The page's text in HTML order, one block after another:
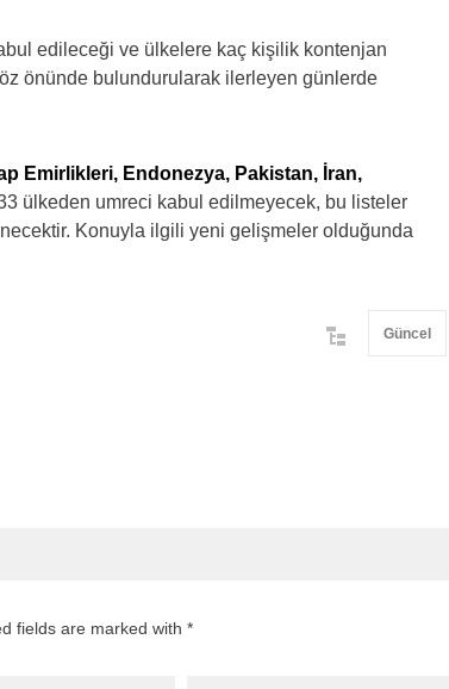
edileceği ve ülkelere kaç kişilik kontenjan
önünde bulundurularak ilerleyen günlerde
Emirlikleri, Endonezya, Pakistan, İran,
ülkeden umreci kabul edilmeyecek, bu listeler
Konuyla ilgili yeni gelişmeler olduğunda
Güncel
fields are marked with *